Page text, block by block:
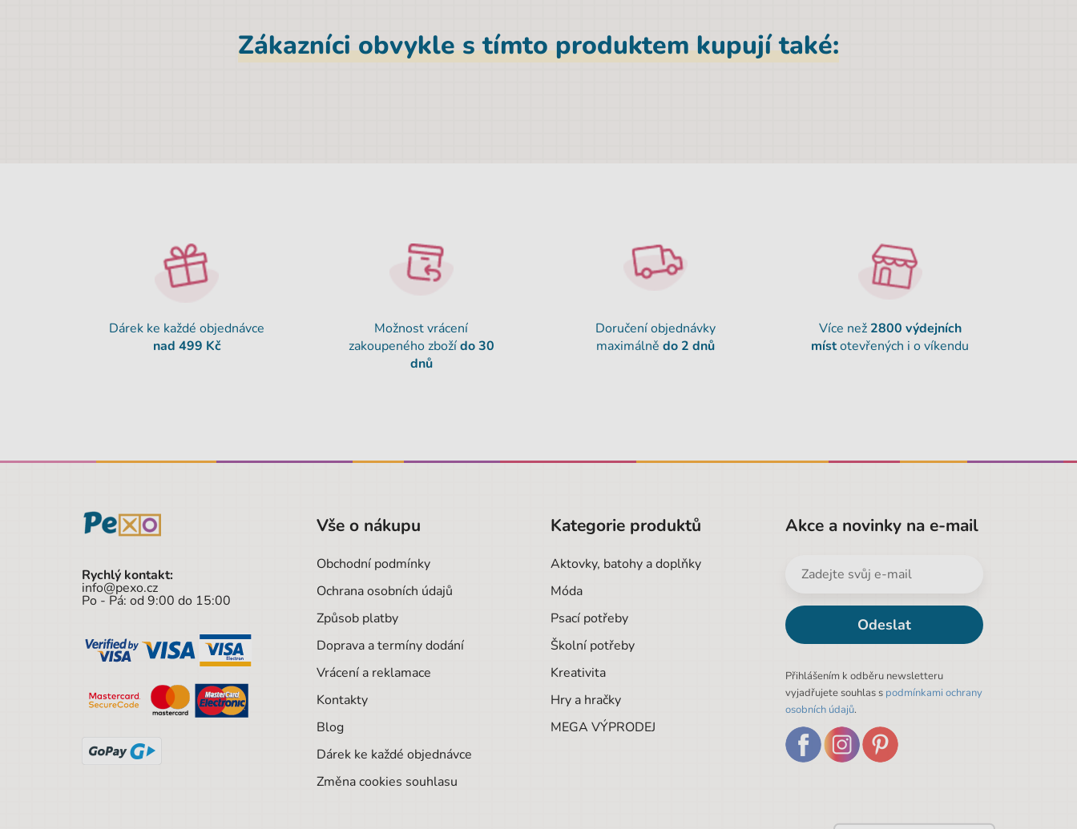
Zákazníci obvykle s tímto produktem kupují také:
Dárek ke každé objednávce
nad 499 Kč
Možnost vrácení
zakoupeného zbožído 30
dnů
Doručení objednávky
maximálnědo 2 dnů
Více než 2800 výdejních
místotevřených i o víkendu
Rychlý kontakt:
info@pexo.cz
Po - Pá: od 9:00 do 15:00
Vše o nákupu
Obchodní podmínky
Ochrana osobních údajů
Způsob platby
Doprava a termíny dodání
Vrácení a reklamace
Kontakty
Blog
Dárek ke každé objednávce
Změna cookies souhlasu
Kategorie produktů
Aktovky, batohy a doplňky
Móda
Psací potřeby
Školní potřeby
Kreativita
Hry a hračky
MEGA VÝPRODEJ
Akce a novinky na e-mail
Odeslat
Přihlášením k odběru newsletteru
vyjadřujete souhlas s podmínkami ochrany
osobních údajů.